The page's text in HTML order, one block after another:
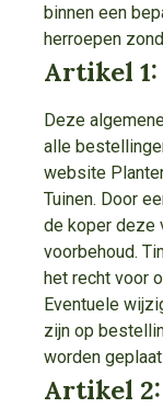
binnen een
herroepen
Artikel 1:
Deze
alle
website
Tuinen. Door
de koper deze
voorbehoud.
het recht voor
Eventuele
zijn op
worden
Artikel